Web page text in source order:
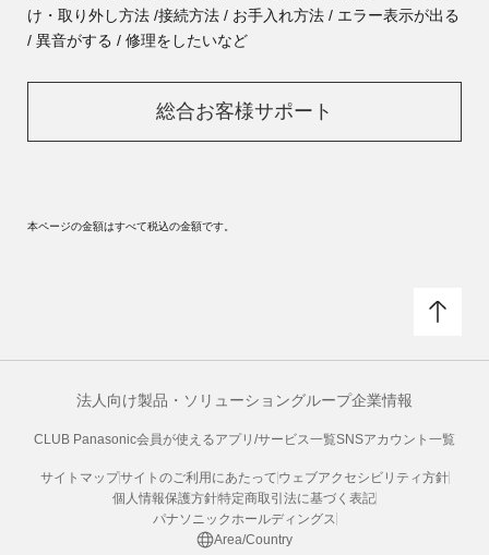
け・取り外し方法 /接続方法 / お手入れ方法 / エラー表示が出る
/ 異音がする / 修理をしたいなど
総合お客様サポート
本ページの金額はすべて税込の金額です。
法人向け製品・ソリューショングループ企業情報
CLUB Panasonic会員が使えるアプリ/サービス一覧SNSアカウント一覧
サイトマップサイトのご利用にあたって ウェブアクセシビリティ方針
個人情報保護方針特定商取引法に基づく表記
パナソニックホールディングス
Area/Country